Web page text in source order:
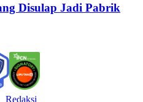
Disulap Jadi Pabrik
Redaksi